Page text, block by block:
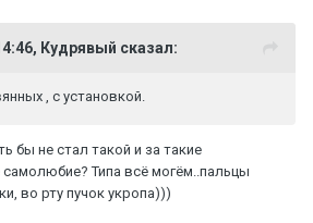
Кудрявый сказал:
, с установкой.
бы не стал такой и за такие
Типа всё могём..пальцы
во рту пучок укропа)))